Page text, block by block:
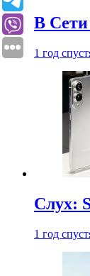
В
1 год
Слух:
1 год